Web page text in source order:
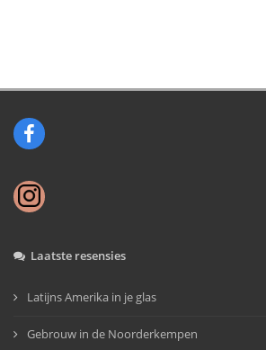
Laatste resensies
Latijns Amerika in je glas
Gebrouw in de Noorderkempen